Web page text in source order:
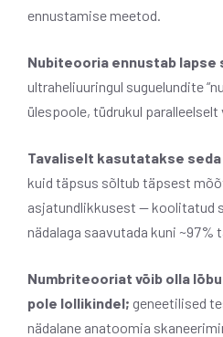
ennustamise meetod.
Nubiteooria ennustab lapse
ultraheliuuringul suguelundite
ülespoole, tüdrukul paralleelselt
Tavaliselt kasutatakse seda
kuid täpsus sõltub täpsest
asjatundlikkusest — koolitatud
nädalaga saavutada kuni ~97%
Numbriteooriat võib olla
pole lollikindel; geneetilised
nädalane anatoomia